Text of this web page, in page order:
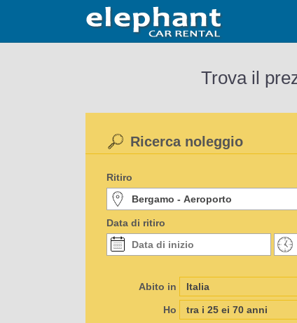
Trova il
Ricerca noleggio
Ritiro
Data di ritiro
Abito in
Ho